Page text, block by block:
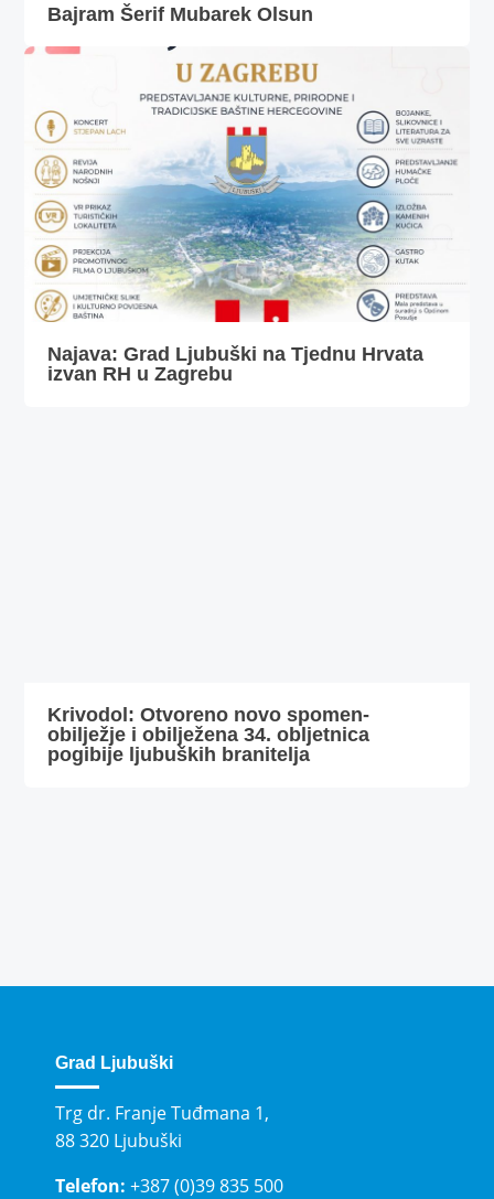
Bajram Šerif Mubarek Olsun
Najava: Grad Ljubuški na Tjednu Hrvata
izvan RH u Zagrebu
Krivodol: Otvoreno novo spomen-
obilježje i obilježena 34. obljetnica
pogibije ljubuških branitelja
Grad Ljubuški
Trg dr. Franje Tuđmana 1,
88 320 Ljubuški
Telefon: +387 (0)39 835 500